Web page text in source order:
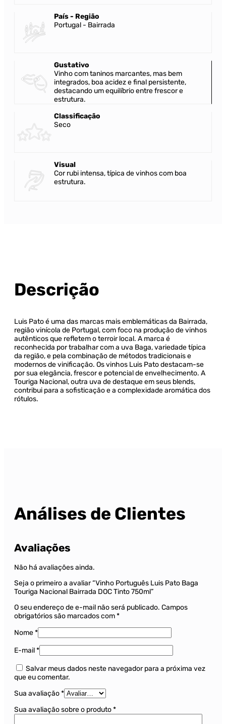
País - Região
Portugal - Bairrada
Gustativo
Vinho com taninos marcantes, mas bem
integrados, boa acidez e final persistente,
destacando um equilíbrio entre frescor e
estrutura.
Classificação
Seco
Visual
Cor rubi intensa, típica de vinhos com boa
estrutura.
Descrição
Luis Pato é uma das marcas mais emblemáticas da Bairrada,
região vinícola de Portugal, com foco na produção de vinhos
autênticos que refletem o terroir local. A marca é
reconhecida por trabalhar com a uva Baga, variedade típica
da região, e pela combinação de métodos tradicionais e
modernos de vinificação. Os vinhos Luis Pato destacam-se
por sua elegância, frescor e potencial de envelhecimento. A
Touriga Nacional, outra uva de destaque em seus blends,
contribui para a sofisticação e a complexidade aromática dos
rótulos.
Análises de Clientes
Avaliações
Não há avaliações ainda.
Seja o primeiro a avaliar “Vinho Português Luis Pato Baga
Touriga Nacional Bairrada DOC Tinto 750ml”
O seu endereço de e-mail não será publicado. Campos
obrigatórios são marcados com*
Nome*
E-mail*
Salvar meus dados neste navegador para a próxima vez
que eu comentar.
Sua avaliação*
Sua avaliação sobre o produto*